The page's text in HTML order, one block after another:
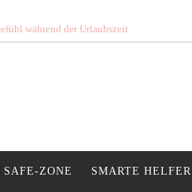
während der Urlaubszeit
SAFE-ZONE SMARTE HELFER